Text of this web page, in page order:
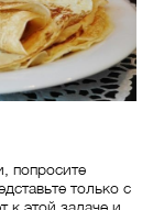
попросите
только с
к этой задаче и